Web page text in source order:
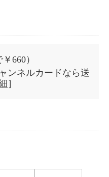
660）
ンネルカードなら送
］